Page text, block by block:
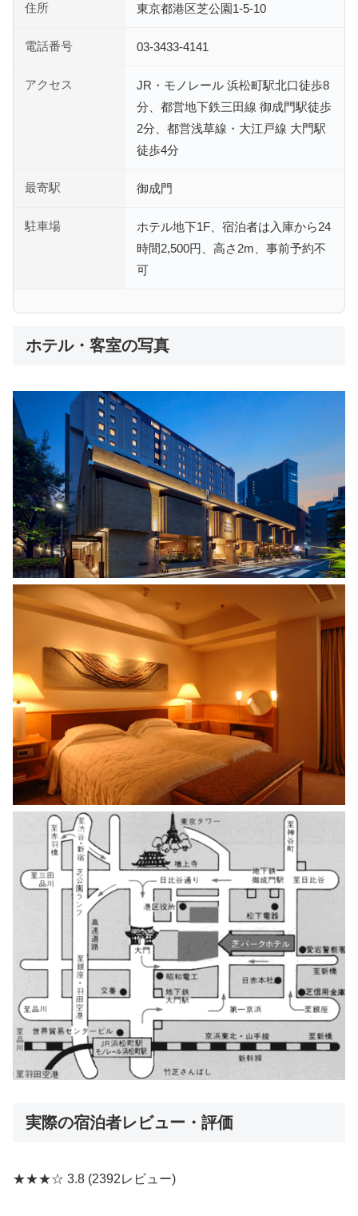
住所 東京都港区芝公園1-5-10
電話番号 03-3433-4141
アクセス
JR・モノレール 浜松町駅北口徒歩8
分、都営地下鉄三田線 御成門駅徒歩
2分、都営浅草線・大江戸線 大門駅
徒歩4分
最寄駅 御成門
駐車場
ホテル地下1F、宿泊者は入庫から24
時間2,500円、高さ2m、事前予約不
可
ホテル・客室の写真
実際の宿泊者レビュー・評価
★★★☆ 3.8 (2392レビュー)